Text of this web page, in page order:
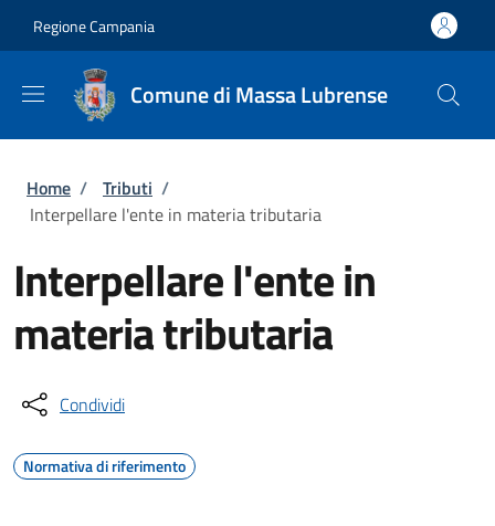
Regione Campania
Comune di Massa Lubrense
Briciole di pane
Home / Tributi /
Interpellare l'ente in materia tributaria
Interpellare l'ente in
materia tributaria
Condividi
Normativa di riferimento